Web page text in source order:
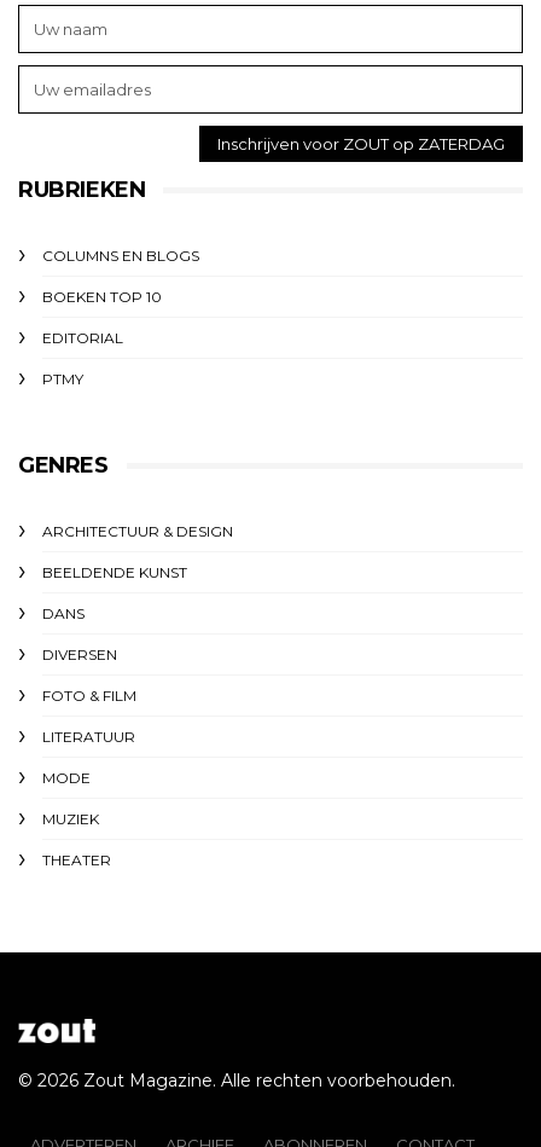
RUBRIEKEN
COLUMNS EN BLOGS
BOEKEN TOP 10
EDITORIAL
PTMY
GENRES
ARCHITECTUUR & DESIGN
BEELDENDE KUNST
DANS
DIVERSEN
FOTO & FILM
LITERATUUR
MODE
MUZIEK
THEATER
© 2026 Zout Magazine. Alle rechten voorbehouden.